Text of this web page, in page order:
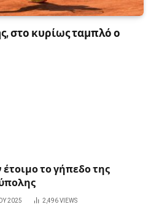
στο κυρίως ταμπλό ο
έτοιμο το γήπεδο της
2025 2,496VIEWS